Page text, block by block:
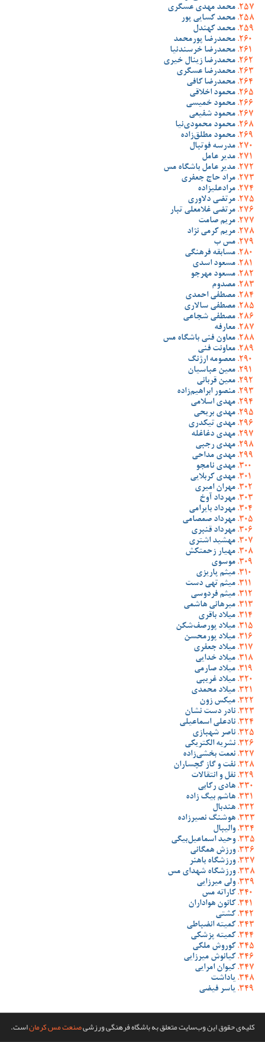
محمد مهدی عسگری
محمد کسایی پور
محمد کهندل
محمدرضا پورمحمد
محمدرضا خرسندنیا
محمدرضا زینال خیری
محمدرضا عسگری
محمدرضا کافی
محمود اخلاقی
محمود خمیسی
محمود شفیعی
محمود محمودی‌نیا
محمود مطلق‌زاده
مدرسه فوتبال
مدیر عامل
مدیر عامل باشگاه مس
مراد حاج جعفری
مرادعلیزاده
مرتضی دلاوری
مرتضی غلامعلی تبار
مریم صامت
مریم کرمی نژاد
مس ب
مسابقه فرهنگی
مسعود اسدی
مسعود مهرجو
مصدوم
مصطفی احمدی
مصطفی سالاری
مصطفی شجاعی
معارفه
معاون فنی باشگاه مس
معاونت فنی
معصومه ارژنگ
معین عباسیان
معین قربانی
منصور ابراهیم‌زاده
مهدی اسلامی
مهدی بریحی
مهدی تیکدری
مهدی دغاغله
مهدی رجبی
مهدی مداحی
مهدی نامجو
مهدی کربلایی
مهران امیری
مهرداد آوخ
مهرداد بایرامی
مهرداد صمصامی
مهرداد قنبری
مهشید اشتری
مهیار زحمتکش
موسوی
میثم پاریزی
میثم تهی دست
میثم فردوسی
میرهانی هاشمی
میلاد باقری
میلاد پورصف‌شکن
میلاد پورمحسن
میلاد جعفری
میلاد خدایی
میلاد صارمی
میلاد غریبی
میلاد محمدی
میکس زون
نادر دست نشان
نادعلی اسماعیلی
ناصر شهبازی
نشریه الکتریکی
نعمت بخشی‌زاده
نفت و گاز گچساران
نقل و انتقالات
هادی رکابی
هاشم بیگ زاده
هندبال
هوشنگ نصیرزاده
والیبال
وحید اسماعیل‌بیگی
ورزش همگانی
ورزشگاه باهنر
ورزشگاه شهدای مس
ولی میرزایی
کاراته مس
کانون هواداران
کشتی
کمیته انضباطی
کمیته پزشکی
کوروش ملکی
کیانوش میرزایی
کیوان امرایی
یاداشت
یاسر فیضی
کلیه‌ی حقوق این وب‌سایت متعلق به باشگاه فرهنگی ورزشیصنعت مس کرماناست.